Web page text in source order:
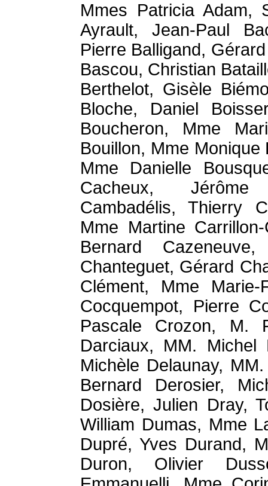
Mmes Patricia Adam,
Ayrault, Jean-Paul
Pierre Balligand,
Bascou, Christian
Berthelot, Gisèle
Bloche, Daniel
Boucheron, Mme
Bouillon, Mme
Mme Danielle
Cacheux, Jérôme
Cambadélis, Thierry
Mme Martine
Bernard
Chanteguet, Gérard
Clément, Mme
Cocquempot, Pierre
Pascale Crozon, M.
Darciaux, MM. Michel
Michèle Delaunay,
Bernard Derosier,
Dosière, Julien Dray,
William Dumas, Mme
Dupré, Yves Durand,
Duron, Olivier